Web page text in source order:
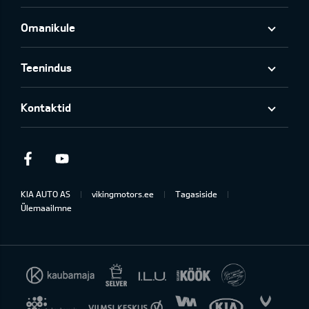
Omanikule
Teenindus
Kontaktid
Facebook
KIA AUTO AS vikingmotors.ee
Tagasiside
Ülemaailmne